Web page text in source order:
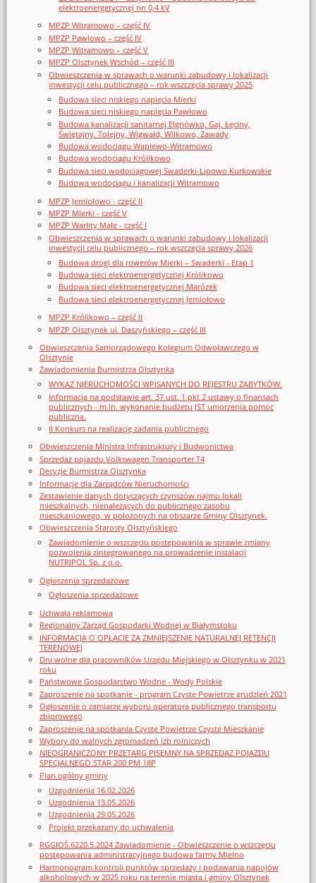
elektroenergetycznej nn 0,4 kV
MPZP Witramowo – część IV
MPZP Pawłowo – część IV
MPZP Witramowo – część V
MPZP Olsztynek Wschód – część III
Obwieszczenia w sprawach o warunki zabudowy i lokalizacji
inwestycji celu publicznego – rok wszczęcia sprawy 2025
Budowa sieci niskiego napięcia Mierki
Budowa sieci niskiego napięcia Pawłowo
Budowa kanalizacji sanitarnej Elgnówko, Gaj, Łęciny,
Świętajny, Tolejny, Wigwałd, Wilkowo, Zawady
Budowa wodociągu Waplewo-Witramowo
Budowa wodociągu Królikowo
Budowa sieci wodociągowej Swaderki-Lipowo Kurkowskie
Budowa wodociągu i kanalizacji Witramowo
MPZP Jemiołowo - część II
MPZP Mierki - część V
MPZP Warlity Małe - część I
Obwieszczenia w sprawach o warunki zabudowy i lokalizacji
inwestycji celu publicznego – rok wszczęcia sprawy 2026
Budowa drogi dla rowerów Mierki – Swaderki - Etap 1
Budowa sieci elektroenergetycznej Królikowo
Budowa sieci elektroenergetycznej Marózek
Budowa sieci elektroenergetycznej Jemiołowo
MPZP Królikowo – część II
MPZP Olsztynek ul. Daszyńskiego – część III
Obwieszczenia Samorządowego Kolegium Odwoławczego w
Olsztynie
Zawiadomienia Burmistrza Olsztynka
WYKAZ NIERUCHOMOŚCI WPISANYCH DO REJESTRU ZABYTKÓW.
Informacja na podstawie art. 37 ust. 1 pkt 2 ustawy o finansach
publicznych - m.in. wykonanie budżetu JST umorzenia pomoc
publiczna.
II Konkurs na realizację zadania publicznego
Obwieszczenia Ministra Infrastruktury i Budwonictwa
Sprzedaż pojazdu Volkswagen Transporter T4
Decyzje Burmistrza Olsztynka
Informacje dla Zarządców Nieruchomości
Zestawienie danych dotyczących czynszów najmu lokali
mieszkalnych, nienależących do publicznego zasobu
mieszkaniowego, w położonych na obszarze Gminy Olsztynek.
Obwieszczenia Starosty Olsztyńskiego
Zawiadomienie o wszczęciu postępowania w sprawie zmiany
pozwolenia zintegrowanego na prowadzenie instalacji
NUTRIPOL Sp. z o.o.
Ogłoszenia sprzedażowe
Ogłoszenia sprzedażowe
Uchwała reklamowa
Regionalny Zarząd Gospodarki Wodnej w Białymstoku
INFORMACJA O OPŁACIE ZA ZMNIEJSZENIE NATURALNEJ RETENCJI
TERENOWEJ
Dni wolne dla pracowników Urzędu Miejskiego w Olsztynku w 2021
roku
Państwowe Gospodarstwo Wodne - Wody Polskie
Zaproszenie na spotkanie - program Czyste Powietrze grudzień 2021
Ogłoszenie o zamiarze wyboru operatora publicznego transportu
zbiorowego
Zaproszenie na spotkania Czyste Powietrze Czyste Mieszkanie
Wybory do walnych zgromadzeń izb rolniczych
NIEOGRANICZONY PRZETARG PISEMNY NA SPRZEDAŻ POJAZDU
SPECJALNEGO STAR 200 PM 18P
Plan ogólny gminy
Uzgodnienia 16.02.2026
Uzgodnienia 13.05.2026
Uzgodnienia 29.05.2026
Projekt przekazany do uchwalenia
RGGIOŚ.6220.5.2024 Zawiadomienie - Obwieszczenie o wszczęciu
postępowania administracyjnego budowa farmy Mielno
Harmonogram kontroli punktów sprzedaży i podawania napojów
alkoholowych w 2025 roku na terenie miasta i gminy Olsztynek